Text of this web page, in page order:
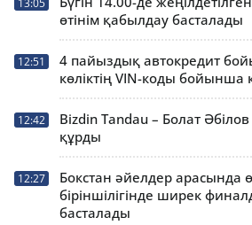
13:05
өтінім қабылдау басталады
12:51
4 пайыздық автокредит
көліктің VIN-коды
12:42
Bizdin Tandau – Болат
құрды
12:27
Бокстан әйелдер арасында
біріншілігінде ширек
басталады